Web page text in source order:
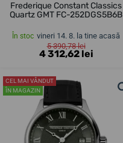
Frederique Constant Classics
Quartz GMT FC-252DGS5B6B
În stoc vineri 14. 8. la tine acasă
5 390,78 lei
4 312,62 lei
CEL MAI VÂNDUT
ÎN MAGAZIN